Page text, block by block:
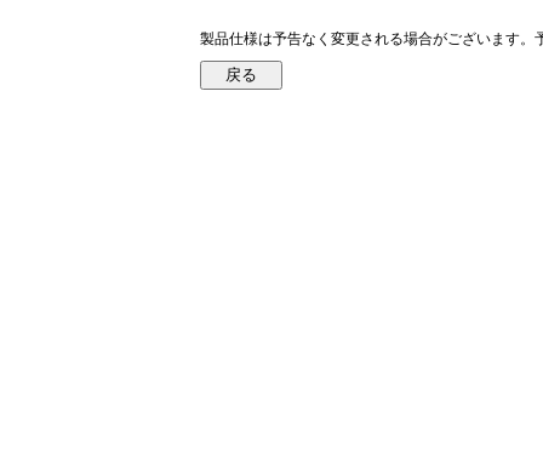
製品仕様は予告なく変更される場合がございます。